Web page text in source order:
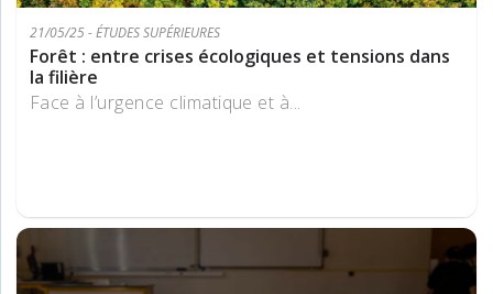
21/05/25 - ÉTUDES SUPÉRIEURES
Forêt : entre crises écologiques et tensions dans
la filière
Face à l’urgence climatique et à...